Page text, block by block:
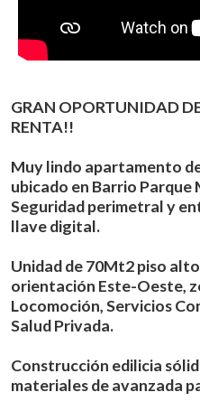
GRAN OPORTUNIDAD
RENTA!!
Muy lindo apartamento
ubicado en Barrio
Seguridad perimetral y
llave digital.
Unidad de 70Mt2 piso
orientación Este-Oeste,
Locomoción, Servicios
Salud Privada.
Construcción edilicia
materiales de avanzada